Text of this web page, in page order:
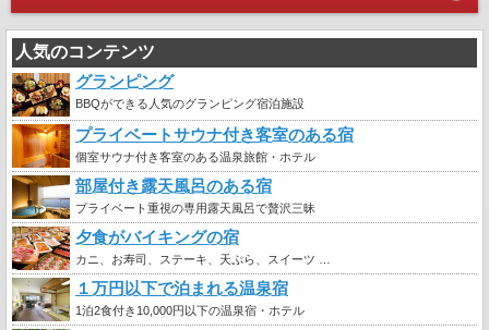
人気のコンテンツ
グランピング
BBQができる人気のグランピング宿泊施設
プライベートサウナ付き客室のある宿
個室サウナ付き客室のある温泉旅館・ホテル
部屋付き露天風呂のある宿
プライベート重視の専用露天風呂で贅沢三昧
夕食がバイキングの宿
カニ、お寿司、ステーキ、天ぷら、スイーツ …
１万円以下で泊まれる温泉宿
1泊2食付き10,000円以下の温泉宿・ホテル